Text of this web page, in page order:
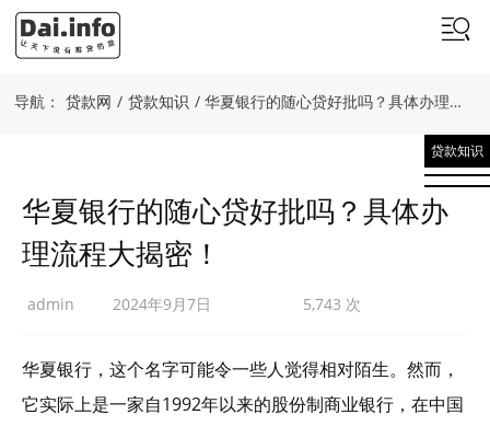
导航： 贷款网 / 贷款知识 / 华夏银行的随心贷好批吗？具体办理流程大揭密！
贷款知识
华夏银行的随心贷好批吗？具体办
理流程大揭密！
admin 2024年9月7日 5,743 次
华夏银行，这个名字可能令一些人觉得相对陌生。然而，
它实际上是一家自1992年以来的股份制商业银行，在中国